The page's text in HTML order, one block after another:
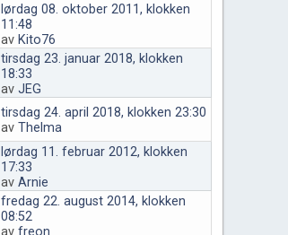
lørdag 08. oktober 2011, klokken
11:48
av Kito76
tirsdag 23. januar 2018, klokken
18:33
av JEG
tirsdag 24. april 2018, klokken 23:30
av Thelma
lørdag 11. februar 2012, klokken
17:33
av Arnie
fredag 22. august 2014, klokken
08:52
av freon